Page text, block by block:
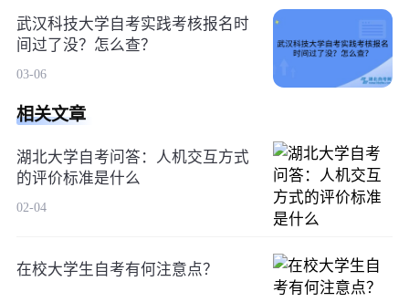
武汉科技大学自考实践考核报名时
间过了没？怎么查？
03-06
相关文章
湖北大学自考问答：人机交互方式
的评价标准是什么
02-04
在校大学生自考有何注意点？